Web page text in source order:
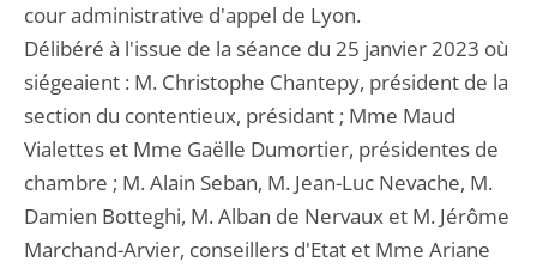
cour administrative d'appel de Lyon.
Délibéré à l'issue de la séance du 25 janvier 2023 où
siégeaient : M. Christophe Chantepy, président de la
section du contentieux, présidant ; Mme Maud
Vialettes et Mme Gaëlle Dumortier, présidentes de
chambre ; M. Alain Seban, M. Jean-Luc Nevache, M.
Damien Botteghi, M. Alban de Nervaux et M. Jérôme
Marchand-Arvier, conseillers d'Etat et Mme Ariane